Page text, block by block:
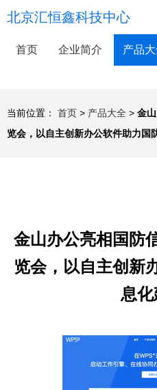
北京汇恒鑫科技中心
首页 企业简介 产品
当前位置： 首页 > 产品大全 > 金
览会，以自主创新办公软件助力国
金山办公亮相国防
览会，以自主创新
息